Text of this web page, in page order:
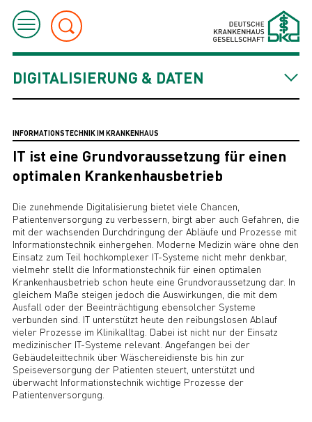
DIGITALISIERUNG & DATEN
INFORMATIONSTECHNIK IM KRANKENHAUS
IT ist eine Grundvoraussetzung für einen
optimalen Krankenhausbetrieb
Die zunehmende Digitalisierung bietet viele Chancen,
Patientenversorgung zu verbessern, birgt aber auch Gefahren, die
mit der wachsenden Durchdringung der Abläufe und Prozesse mit
Informationstechnik einhergehen. Moderne Medizin wäre ohne den
Einsatz zum Teil hochkomplexer IT-Systeme nicht mehr denkbar,
vielmehr stellt die Informationstechnik für einen optimalen
Krankenhausbetrieb schon heute eine Grundvoraussetzung dar. In
gleichem Maße steigen jedoch die Auswirkungen, die mit dem
Ausfall oder der Beeinträchtigung ebensolcher Systeme
verbunden sind. IT unterstützt heute den reibungslosen Ablauf
vieler Prozesse im Klinikalltag. Dabei ist nicht nur der Einsatz
medizinischer IT-Systeme relevant. Angefangen bei der
Gebäudeleittechnik über Wäschereidienste bis hin zur
Speiseversorgung der Patienten steuert, unterstützt und
überwacht Informationstechnik wichtige Prozesse der
Patientenversorgung.